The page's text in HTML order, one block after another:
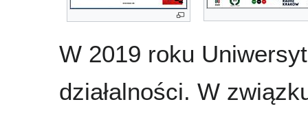
W 2019 roku
działalności. W